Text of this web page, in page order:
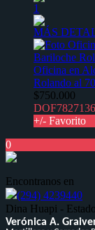
1
MÁS
Oficina en
Rolando al
$750.000
DOF7827136
+/- Favorito
0
Encontranos en
(294) 4239440
ㅤㅤㅤㅤㅤㅤDina Huapi -
Verónica A.